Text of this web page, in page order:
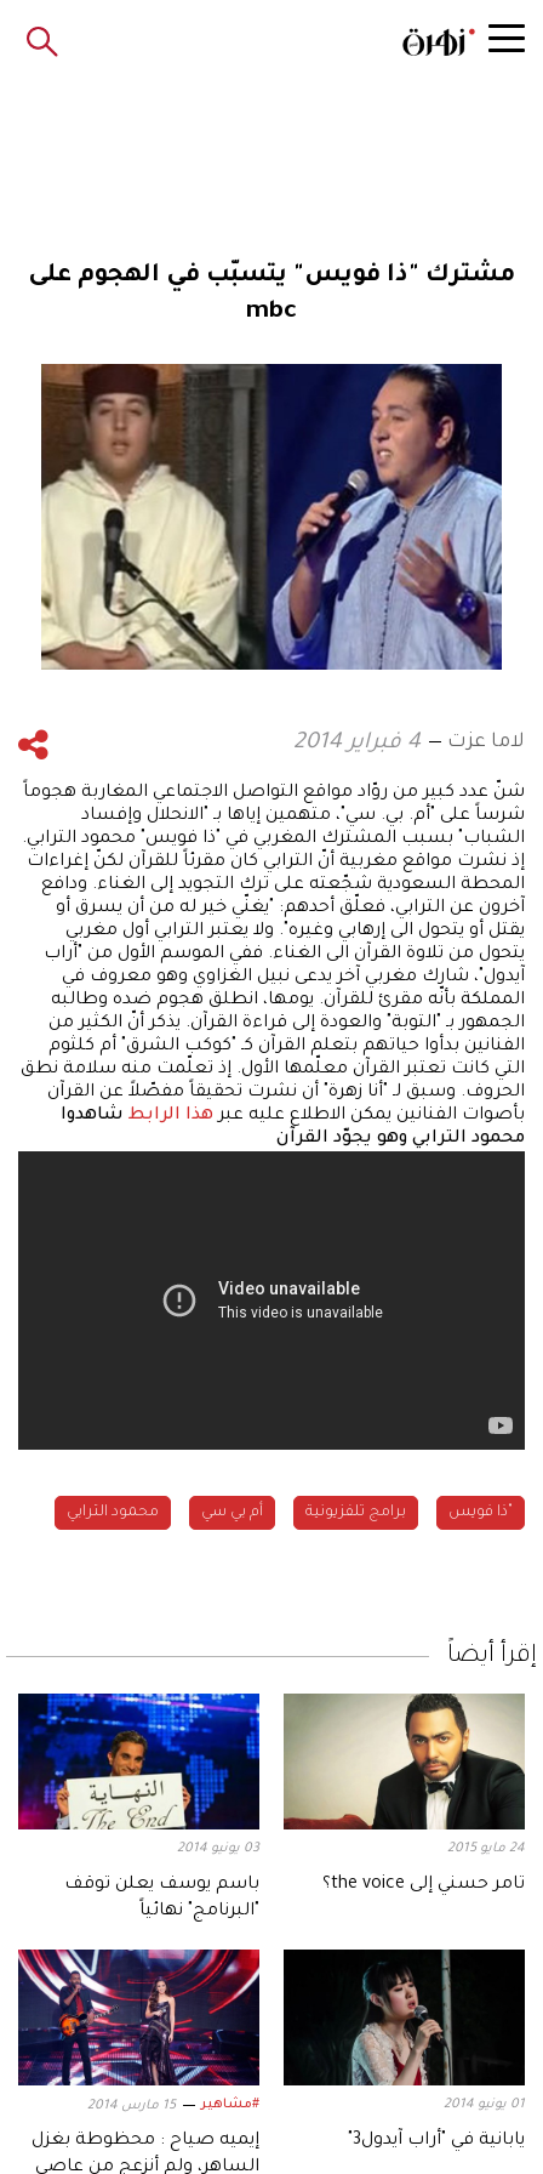
مشترك "ذا فويس" يتسبّب في الهجوم على
mbc
لاما عزت 4 فبراير 2014
شنّ عدد كبير من روّاد مواقع التواصل الاجتماعي المغاربة هجوماً
شرساً على "أم. بي. سي"، متهمين إياها بـ "الانحلال وإفساد
الشباب" بسبب المشترك المغربي في "ذا فويس" محمود الترابي.
إذ نشرت مواقع مغربية أنّ الترابي كان مقرئاً للقرآن لكنّ إغراءات
المحطة السعودية شجّعته على ترك التجويد إلى الغناء. ودافع
آخرون عن الترابي، فعلّق أحدهم: "يغنّي خير له من أن يسرق أو
يقتل أو يتحول الى إرهابي وغيره". ولا يعتبر الترابي أول مغربي
يتحول من تلاوة القرآن الى الغناء. ففي الموسم الأول من "أراب
آيدول"، شارك مغربي آخر يدعى نبيل الغزاوي وهو معروف في
المملكة بأنّه مقرئ للقرآن. يومها، انطلق هجوم ضده وطالبه
الجمهور بـ "التوبة" والعودة إلى قراءة القرآن. يذكر أنّ الكثير من
الفنانين بدأوا حياتهم بتعلم القرآن كـ "كوكب الشرق" أم كلثوم
التي كانت تعتبر القرآن معلّمها الأول. إذ تعلّمت منه سلامة نطق
الحروف. وسبق لـ "أنا زهرة" أن نشرت تحقيقاً مفصّلاً عن القرآن
بأصوات الفنانين يمكن الاطلاع عليه عبر هذا الرابط شاهدوا
محمود الترابي وهو يجوّد القرآن
"ذا فويس برامج تلفزيونية أم بي سي محمود الترابي
إقرأ أيضاً
24 مايو 2015
تامر حسني إلى the voice؟
03 يونيو 2014
باسم يوسف يعلن توقف
"البرنامج" نهائياً
01 يونيو 2014
يابانية في "أراب آيدول3"
#مشاهير 15 مارس 2014
إيميه صياح : محظوطة بغزل
الساهر، ولم أنزعج من عاصي